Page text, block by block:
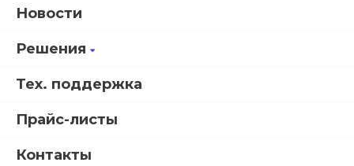
Новости
Решения
Тех. поддержка
Прайс-листы
Контакты
В линейке Smartec
появился считыватель UHF
дальнего действия ST-
LR330E на базе чипа Impinj
E710
29.04.2026